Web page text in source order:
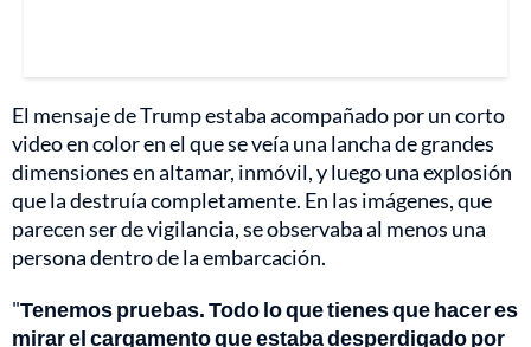
El mensaje de Trump estaba acompañado por un corto
video en color en el que se veía una lancha de grandes
dimensiones en altamar, inmóvil, y luego una explosión
que la destruía completamente. En las imágenes, que
parecen ser de vigilancia, se observaba al menos una
persona dentro de la embarcación.
"Tenemos pruebas. Todo lo que tienes que hacer es
mirar el cargamento que estaba desperdigado por